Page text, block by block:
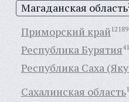
Магаданская область
Приморский край12189
Республика Бурятия
Республика Саха
Сахалинская область